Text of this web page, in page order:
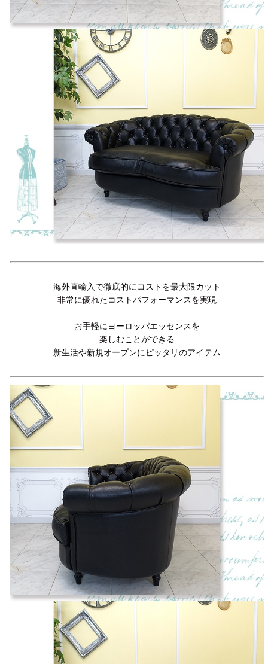
海外直輸入で徹底的にコストを最大限カット
非常に優れたコストパフォーマンスを実現
お手軽にヨーロッパエッセンスを
楽しむことができる
新生活や新規オープンにピッタリのアイテム